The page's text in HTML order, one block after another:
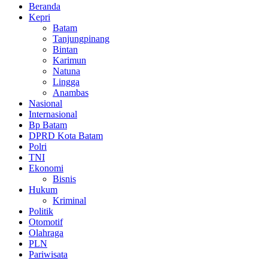
Beranda
Kepri
Batam
Tanjungpinang
Bintan
Karimun
Natuna
Lingga
Anambas
Nasional
Internasional
Bp Batam
DPRD Kota Batam
Polri
TNI
Ekonomi
Bisnis
Hukum
Kriminal
Politik
Otomotif
Olahraga
PLN
Pariwisata